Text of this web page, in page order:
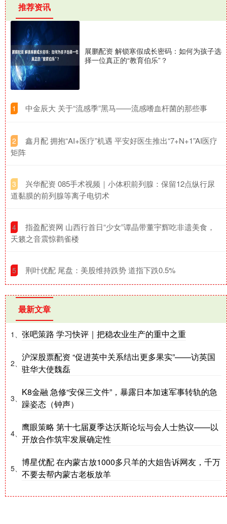
推荐资讯
展鹏配资 解锁寒假成长密码：如何为孩子选
择一位真正的“教育伯乐”？
1 ​中金辰大 关于“流感季”黑马——流感嗜血杆菌的那些事
2
​鑫月配 拥抱“AI+医疗”机遇 平安好医生推出“7+N+1”AI医疗
矩阵
3
​兴华配资 085手术视频｜小体积前列腺：保留12点纵行尿
道黏膜的前列腺等离子电切术
4
​指盈配资网 山西行首日“少女”谭晶带董宇辉吃非遗美食，
天籁之音震惊鹳雀楼
5 ​荆叶优配 尾盘：美股维持跌势 道指下跌0.5%
最新文章
1、 张吧策路 学习快评｜把稳农业生产的重中之重
2、
沪深股票配资 “促进英中关系结出更多果实”——访英国
驻华大使魏磊
3、
K8金融 急修“安保三文件”，暴露日本加速军事转轨的急
躁姿态（钟声）
4、
鹰眼策略 第十七届夏季达沃斯论坛与会人士热议——以
开放合作筑牢发展确定性
5、
博星优配 在内蒙古放1000多只羊的大姐告诉网友，千万
不要去帮内蒙古老板放羊